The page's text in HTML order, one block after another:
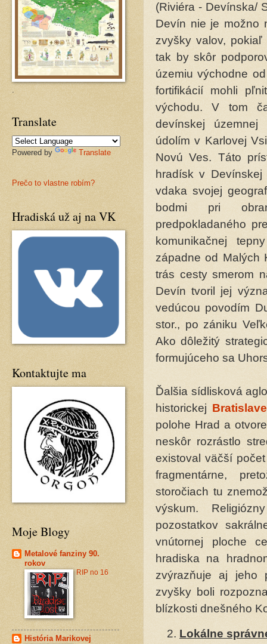
(Riviéra - Devínska/
Devín nie je možno
zvyšky valov,
tak by skôr
územiu východne
fortifikácií mohli
východu. V tom
devínskej
údolím v Karlovej
Novú Ves. Táto
hradísk v
vdaka svojej
bodmi pri
predpokladaného
komunikačnej
západne od Malých
trás cesty smerom
Devín tvoril jej
vedúcou povodím
stor., po zániku
Ako dôležitý
formujúceho sa
Ďalšia sídlisková
historickej Bratislave
polohe Hrad a
neskôr rozrástlo
existoval väčší
fragmentárne,
storočiach tu
výskum.
pozostatkov
vnútornej ploche
hradiska na
zvýrazňuje aj jeho
zvyšky boli
blízkosti dnešného
Lokálne
Translate
Powered by Translate
Prečo to vlastne robím?
Hradiská už aj na VK
Kontaktujte ma
Moje Blogy
Metalové fanziny 90.
rokov
RIP no 16
História Marikovej